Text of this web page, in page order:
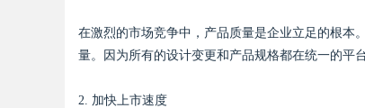
在激烈的市场竞争中，产品质量是企业立足的根本
量。因为所有的设计变更和产品规格都在统一的平
2. 加快上市速度